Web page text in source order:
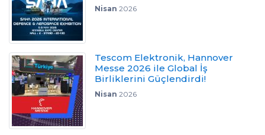
Nisan 2026
Tescom Elektronik, Hannover
Messe 2026 ile Global İş
Birliklerini Güçlendirdi!
Nisan 2026